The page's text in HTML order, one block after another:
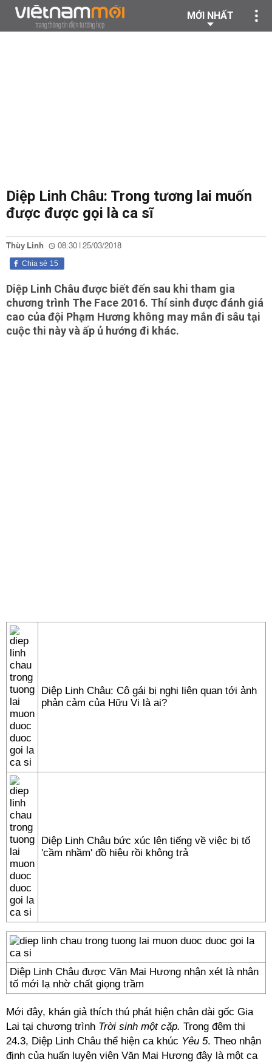
MỚI NHẤT
Diệp Linh Châu: Trong tương lai muốn
được được gọi là ca sĩ
Thùy Linh 08:30 | 25/03/2018
15
Chia sẻ
Diệp Linh Châu được biết đến sau khi tham gia
chương trình The Face 2016. Thí sinh được đánh giá
cao của đội Phạm Hương không may mắn đi sâu tại
cuộc thi này và ấp ủ hướng đi khác.
Diệp Linh Châu: Cô gái bị nghi liên quan tới ảnh
phản cảm của Hữu Vi là ai?
Diệp Linh Châu bức xúc lên tiếng về việc bị tố
'cầm nhầm' đồ hiệu rồi không trả
Diệp Linh Châu được Văn Mai Hương nhận xét là nhân
tố mới lạ nhờ chất giọng trầm
Mới đây, khán giả thích thú phát hiện chân dài gốc Gia
Lai tại chương trình Trời sinh một cặp. Trong đêm thi
24.3, Diệp Linh Châu thể hiện ca khúc Yêu 5. Theo nhận
định của huấn luyện viên Văn Mai Hương đây là một ca